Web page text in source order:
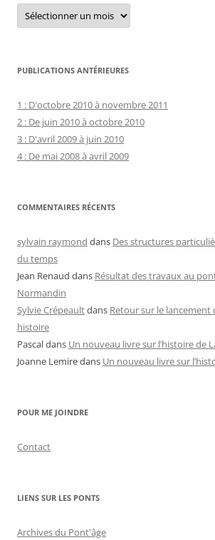
Archives
courantes
PUBLICATIONS ANTÉRIEURES
1 : D'octobre 2010 à novembre 2011
2 : De juin 2010 à octobre 2010
3 : D'avril 2009 à juin 2010
4 : De mai 2008 à avril 2009
COMMENTAIRES RÉCENTS
sylvain raymond dans Des structures
du temps
Jean Renaud dans Résultat des travaux au
Normandin
Sylvie Crépeaultdans Retour sur le
histoire
Pascaldans Un nouveau livre sur l’histoire de
Joanne Lemiredans Un nouveau livre sur
POUR ME JOINDRE
Contact
LIENS SUR LES PONTS
Archives du Pont'âge